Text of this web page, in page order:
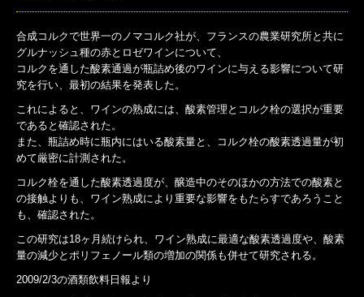
合成コルクで世界一のノマコルク社が、フランスの農業研究所と共に
グルナッシュ種の赤とロゼワインについて、
コルクを通した酸素通過が瓶詰め後のワインに与える影響について研
究を行い、最初の結果を発表した。
これによると、ワインの熟成には、酸素管理とコルク栓の選択が重要
であると確認された。
また、瓶詰め時に瓶内にはいる酸素量と、コルク栓の酸素透過量が初
めて厳密に計測された。
コルク栓を通した酸素透過度が、醸造中のそのほかの方法での酸素と
の接触よりも、ワイン熟成により重要な影響をもたらすであろうこと
も、確認された。
この研究は18ヶ月続けられ、ワイン熟成に最適な酸素透過度や、酸素
量の減少とポリフェノール類の増加の関係も併せて研究される。
2009/2/3の酒類飲料日報より